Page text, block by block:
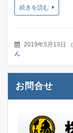
続きを読む
2019年5月13日 （
ん
お問合せ